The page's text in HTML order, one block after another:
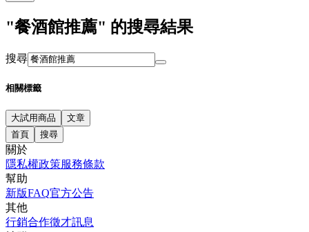
"餐酒館推薦" 的搜尋結果
搜尋
相關標籤
大試用商品
文章
首頁
搜尋
關於
隱私權政策服務條款
幫助
新版FAQ官方公告
其他
行銷合作徵才訊息